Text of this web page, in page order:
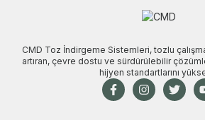
CMD Toz İndirgeme Sistemleri, tozlu
artıran, çevre dostu ve sürdürülebilir
hijyen standartlarını